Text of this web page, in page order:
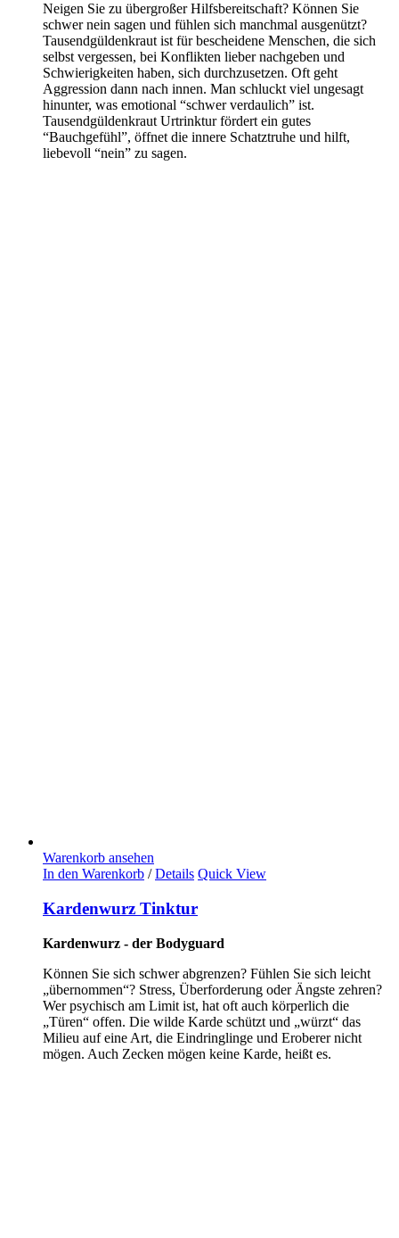
Neigen Sie zu übergroßer Hilfsbereitschaft? Können Sie
schwer nein sagen und fühlen sich manchmal ausgenützt?
Tausendgüldenkraut ist für bescheidene Menschen, die sich
selbst vergessen, bei Konflikten lieber nachgeben und
Schwierigkeiten haben, sich durchzusetzen. Oft geht
Aggression dann nach innen. Man schluckt viel ungesagt
hinunter, was emotional “schwer verdaulich” ist.
Tausendgüldenkraut Urtrinktur fördert ein gutes
“Bauchgefühl”, öffnet die innere Schatztruhe und hilft,
liebevoll “nein” zu sagen.
Warenkorb ansehen
In den Warenkorb / Details Quick View
Kardenwurz Tinktur
Kardenwurz - der Bodyguard
Können Sie sich schwer abgrenzen? Fühlen Sie sich leicht
„übernommen“? Stress, Überforderung oder Ängste zehren?
Wer psychisch am Limit ist, hat oft auch körperlich die
„Türen“ offen. Die wilde Karde schützt und „würzt“ das
Milieu auf eine Art, die Eindringlinge und Eroberer nicht
mögen. Auch Zecken mögen keine Karde, heißt es.